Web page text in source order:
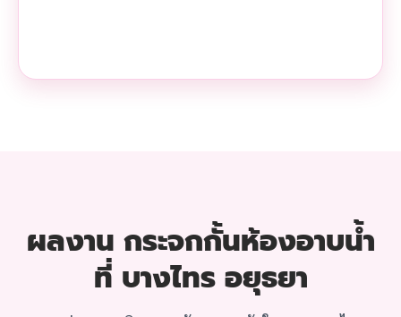
ผลงาน กระจกกั้นห้องอาบน้ำ
ที่ บางไทร อยุธยา